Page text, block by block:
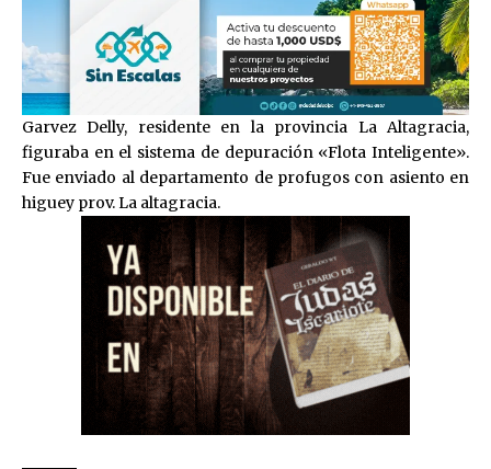
Garvez Delly, residente en la provincia La Altagracia,
figuraba en el sistema de depuración «Flota Inteligente».
Fue enviado al departamento de profugos con asiento en
higuey prov. La altagracia.